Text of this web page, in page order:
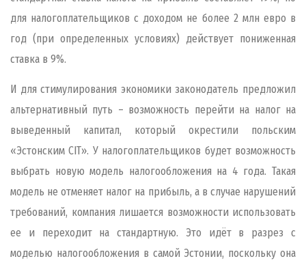
для налогоплательщиков с доходом не более 2 млн евро в
год (при определенных условиях) действует пониженная
ставка в 9%.
И для стимулирования экономики законодатель предложил
альтернативный путь – возможность перейти на налог на
выведенный капитал, который окрестили польским
«Эстонским CIT». У налогоплательщиков будет возможность
выбрать новую модель налогообложения на 4 года. Такая
модель не отменяет налог на прибыль, а в случае нарушений
требований, компания лишается возможности использовать
ее и переходит на стандартную. Это идёт в разрез с
моделью налогообложения в самой Эстонии, поскольку она